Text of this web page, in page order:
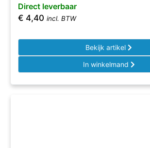
Direct leverbaar
€ 4,40 incl. BTW
Bekijk artikel
In winkelmand